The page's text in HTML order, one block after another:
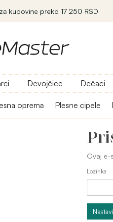
za kupovine preko 17 250 RSD
Devojčice Dečaci
oprema Plesne cipele
Ovaj e-
Lozinka
Nastavi